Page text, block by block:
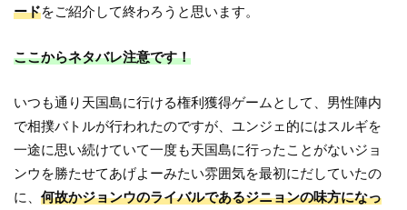
ードをご紹介して終わろうと思います。
ここからネタバレ注意です！
いつも通り天国島に行ける権利獲得ゲームとして、男性陣内
で相撲バトルが行われたのですが、ユンジェ的にはスルギを
一途に思い続けていて一度も天国島に行ったことがないジョ
ンウを勝たせてあげよーみたい雰囲気を最初にだしていたの
に、何故かジョンウのライバルであるジニョンの味方になっ